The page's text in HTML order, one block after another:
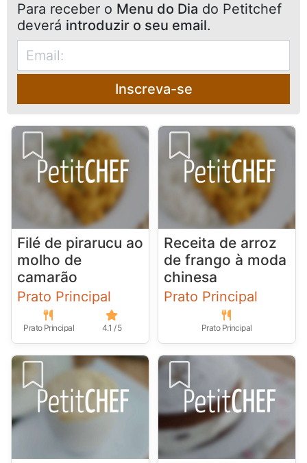
Para receber o Menu do Dia do Petitchef
deverá introduzir o seu email.
Inscreva-se
Filé de pirarucu ao
molho de
camarão
Prato Principal
Prato Principal 4.1 / 5
Receita de arroz
de frango à moda
chinesa
Prato Principal
Prato Principal